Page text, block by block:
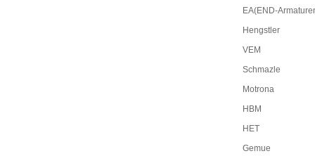
EA(END-
Hengstler
VEM
Schmazle
Motrona
HBM
HET
Gemue